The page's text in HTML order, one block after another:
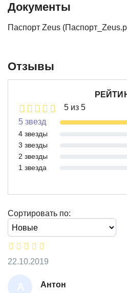
Документы
Паспорт Zeus
Отзывы
5 из 5
5 звезд
4 звезды
3 звезды
2 звезды
1 звезда
Сортировать по:
А
Антон
22.10.2019